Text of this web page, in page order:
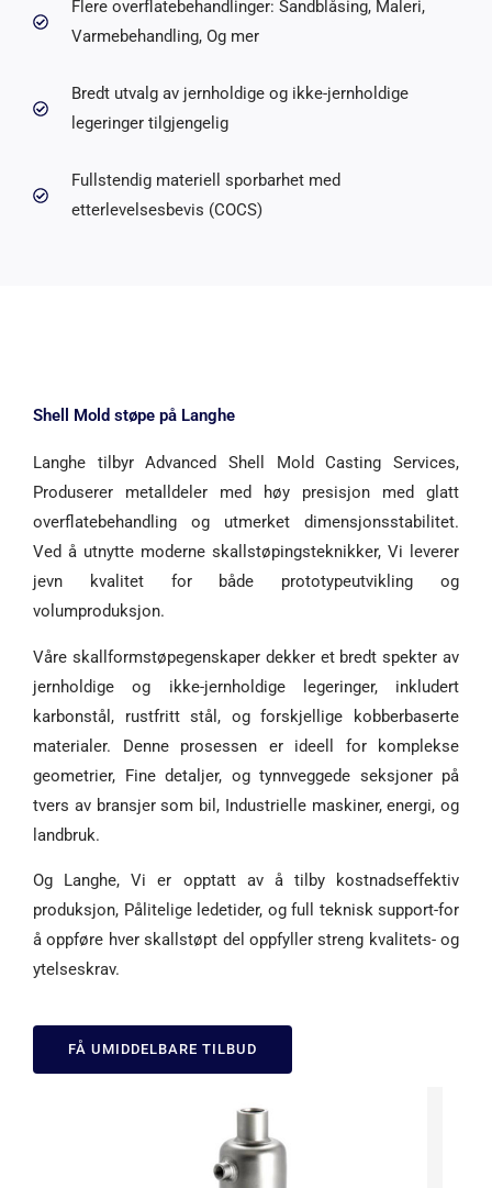
Flere overflatebehandlinger: Sandblåsing, Maleri,
Varmebehandling, Og mer
Bredt utvalg av jernholdige og ikke-jernholdige
legeringer tilgjengelig
Fullstendig materiell sporbarhet med
etterlevelsesbevis (COCS)
Shell Mold støpe på Langhe
Langhe tilbyr Advanced Shell Mold Casting Services,
Produserer metalldeler med høy presisjon med glatt
overflatebehandling og utmerket dimensjonsstabilitet.
Ved å utnytte moderne skallstøpingsteknikker, Vi leverer
jevn kvalitet for både prototypeutvikling og
volumproduksjon.
Våre skallformstøpegenskaper dekker et bredt spekter av
jernholdige og ikke-jernholdige legeringer, inkludert
karbonstål, rustfritt stål, og forskjellige kobberbaserte
materialer. Denne prosessen er ideell for komplekse
geometrier, Fine detaljer, og tynnveggede seksjoner på
tvers av bransjer som bil, Industrielle maskiner, energi, og
landbruk.
Og Langhe, Vi er opptatt av å tilby kostnadseffektiv
produksjon, Pålitelige ledetider, og full teknisk support-for
å oppføre hver skallstøpt del oppfyller streng kvalitets- og
ytelseskrav.
FÅ UMIDDELBARE TILBUD